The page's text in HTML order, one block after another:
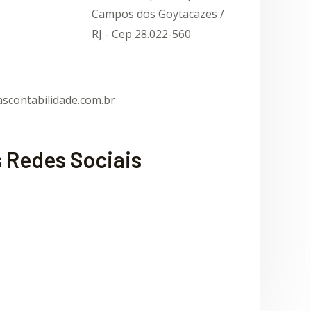
Campos dos Goytacazes /
RJ - Cep 28.022-560
Sociais